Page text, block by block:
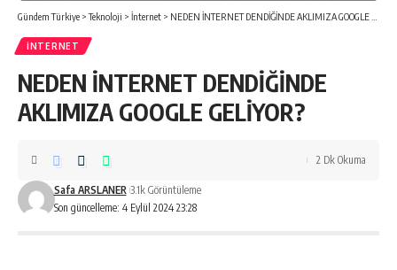
Gündem Türkiye >Teknoloji > İnternet > NEDEN İNTERNET DENDİĞİNDE AKLIMIZA GOOGLE GELİYOR?
İNTERNET
NEDEN İNTERNET DENDİĞİNDE
AKLIMIZA GOOGLE GELİYOR?
Son güncelleme: 4 Eylül 2024 23:28
Safa ARSLANER 3.1k Görüntüleme
2 Dk Okuma